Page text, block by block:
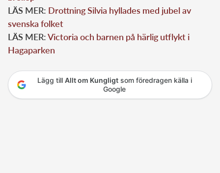
LÄS MER: Drottning Silvia hyllades med jubel av
svenska folket
LÄS MER:Victoria och barnen på härlig utflykt i
Hagaparken
Lägg till Allt om Kungligtsom föredragen källa i
Google